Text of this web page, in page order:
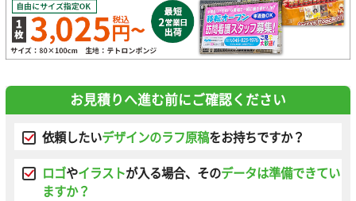
お見積りへ進む前にご確認ください
依頼したいデザインのラフ原稿をお持ちですか？
ロゴやイラストが入る場合、そのデータは準備できてい
ますか？